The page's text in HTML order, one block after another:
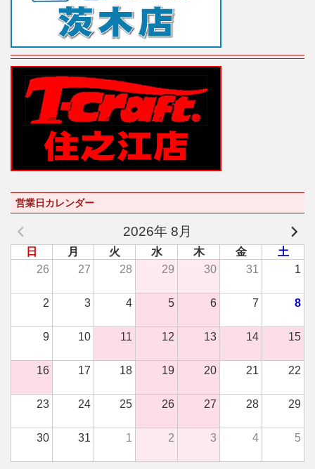
営業日カレンダー
2026年 8月
日 月 火 水 木 金
土
26
27 28 29 30 31 1
2 3 4 5 6 7 8
9 10 11 12 13 14 15
16 17 18 19 20 21 22
23 24 25 26 27 28 29
30 31 1 2 3 4 5